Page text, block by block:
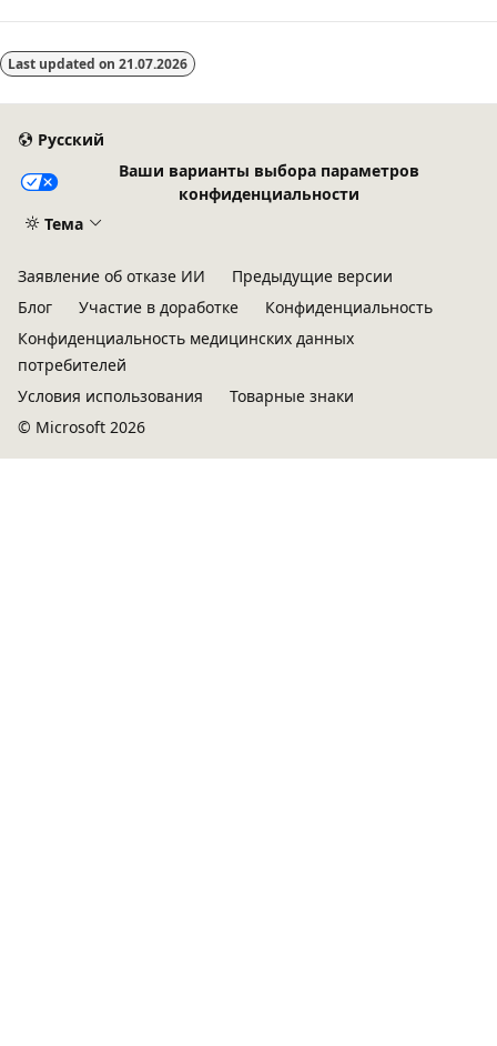
Last updated on 21.07.2026
Русский
Ваши варианты выбора параметров
конфиденциальности
Тема
Заявление об отказе ИИ
Предыдущие версии
Блог
Участие в доработке
Конфиденциальность
Конфиденциальность медицинских данных
потребителей
Условия использования
Товарные знаки
© Microsoft 2026